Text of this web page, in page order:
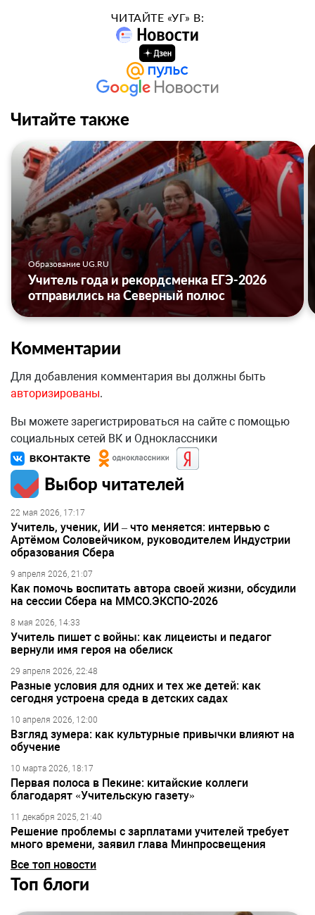
ЧИТАЙТЕ «УГ» В:
Читайте также
Образование UG.RU
Учитель года и рекордсменка ЕГЭ-2026
отправились на Северный полюс
Комментарии
Для добавления комментария вы должны быть
авторизированы.
Вы можете зарегистрироваться на сайте с помощью
социальных сетей ВК и Одноклассники
Выбор читателей
22 мая 2026, 17:17
Учитель, ученик, ИИ – что меняется: интервью с
Артёмом Соловейчиком, руководителем Индустрии
образования Сбера
9 апреля 2026, 21:07
Как помочь воспитать автора своей жизни, обсудили
на сессии Сбера на ММСО.ЭКСПО-2026
8 мая 2026, 14:33
Учитель пишет с войны: как лицеисты и педагог
вернули имя героя на обелиск
29 апреля 2026, 22:48
Разные условия для одних и тех же детей: как
сегодня устроена среда в детских садах
10 апреля 2026, 12:00
Взгляд зумера: как культурные привычки влияют на
обучение
10 марта 2026, 18:17
Первая полоса в Пекине: китайские коллеги
благодарят «Учительскую газету»
11 декабря 2025, 21:40
Решение проблемы с зарплатами учителей требует
много времени, заявил глава Минпросвещения
Все топ новости
Топ блоги